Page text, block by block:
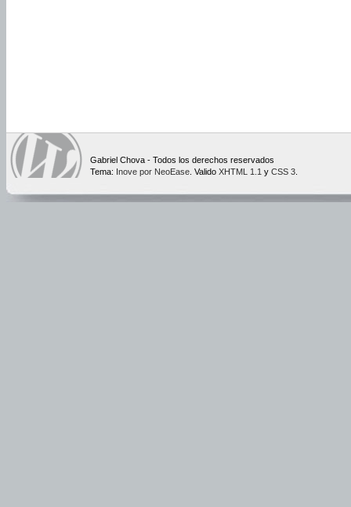
Gabriel Chova - Todos los derechos reservados
Tema: Inove por NeoEase . Valido XHTML 1.1 y CSS 3